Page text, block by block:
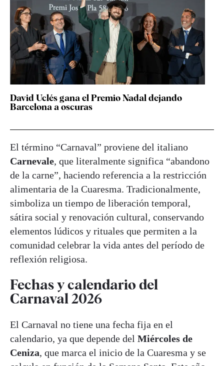
David Uclés gana el Premio Nadal dejando
Barcelona a oscuras
El término “Carnaval” proviene del italiano
Carnevale, que literalmente significa “abandono
de la carne”, haciendo referencia a la restricción
alimentaria de la Cuaresma. Tradicionalmente,
simboliza un tiempo de liberación temporal,
sátira social y renovación cultural, conservando
elementos lúdicos y rituales que permiten a la
comunidad celebrar la vida antes del período de
reflexión religiosa.
Fechas y calendario del
Carnaval 2026
El Carnaval no tiene una fecha fija en el
calendario, ya que depende del Miércoles de
Ceniza, que marca el inicio de la Cuaresma y se